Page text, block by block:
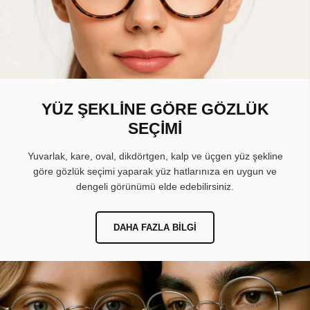
YÜZ ŞEKLİNE GÖRE GÖZLÜK
SEÇİMİ
Yuvarlak, kare, oval, dikdörtgen, kalp ve üçgen yüz şekline
göre gözlük seçimi yaparak yüz hatlarınıza en uygun ve
dengeli görünümü elde edebilirsiniz.
DAHA FAZLA BILGI